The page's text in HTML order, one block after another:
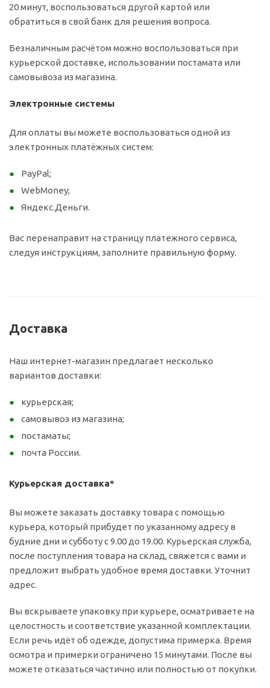
20 минут, воспользоваться другой картой или
обратиться в свой банк для решения вопроса.
Безналичным расчётом можно воспользоваться при
курьерской доставке, использовании постамата или
самовывоза из магазина.
Электронные системы
Для оплаты вы можете воспользоваться одной из
электронных платёжных систем:
PayPal;
WebMoney;
Яндекс.Деньги.
Вас перенаправит на страницу платежного сервиса,
следуя инструкциям, заполните правильную форму.
Доставка
Наш интернет-магазин предлагает несколько
вариантов доставки:
курьерская;
самовывоз из магазина;
постаматы;
почта России.
Курьерская доставка*
Вы можете заказать доставку товара с помощью
курьера, который прибудет по указанному адресу в
будние дни и субботу с 9.00 до 19.00. Курьерская служба,
после поступления товара на склад, свяжется с вами и
предложит выбрать удобное время доставки. Уточнит
адрес.
Вы вскрываете упаковку при курьере, осматриваете на
целостность и соответствие указанной комплектации.
Если речь идёт об одежде, допустима примерка. Время
осмотра и примерки ограничено 15 минутами. После вы
можете отказаться частично или полностью от покупки.